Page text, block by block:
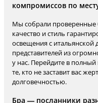
компромиссов по
Мы собрали
качество и стиль
освещения с итальянской
представителей из
у нас. Перейдите в
те, кто не заставит вас
долговечностью.
Бра — посланники